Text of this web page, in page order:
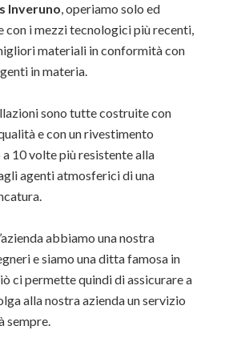
Inveruno, operiamo solo ed
con i mezzi tecnologici più recenti,
materiali in conformità con
in materia.
sono tutte costruite con
e con un rivestimento
10 volte più resistente alla
agenti atmosferici di una
abbiamo una nostra
e siamo una ditta famosa in
ci permette quindi di assicurare a
alla nostra azienda un servizio
sempre.